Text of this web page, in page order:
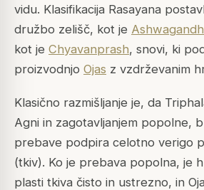
vidu. Klasifikacija Rasayana
družbo zelišč, kot je
kot je Chyavanprash, snovi, ki
proizvodnjo Ojas z vzdrževanim
Klasično razmišljanje je, da
Agni in zagotavljanjem popolne,
prebave podpira celotno verigo
(tkiv). Ko je prebava popolna, je
plasti tkiva čisto in ustrezno, in